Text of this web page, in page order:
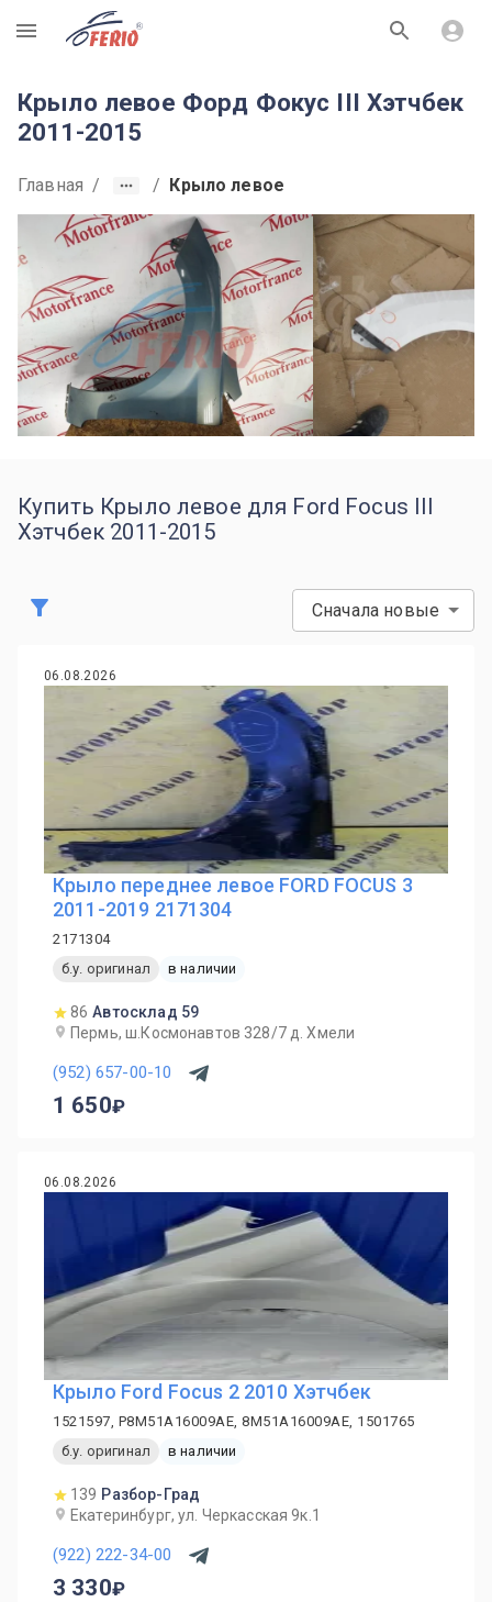
R
Крыло левое Форд Фокус III Хэтчбек
2011-2015
Главная / / Крыло левое
Купить Крыло левое для Ford Focus III
Хэтчбек 2011-2015
Сначала новые
06.08.2026
Крыло переднее левое FORD FOCUS 3
2011-2019 2171304
2171304
б.у. оригинал
в наличии
86 Автосклад 59
Пермь, ш.Космонавтов 328/7 д. Хмели
(952) 657-00-10
1 650
06.08.2026
Крыло Ford Focus 2 2010 Хэтчбек
1521597, P8M51A16009AE, 8M51A16009AE, 1501765
б.у. оригинал
в наличии
139 Разбор-Град
Екатеринбург, ул. Черкасская 9к.1
(922) 222-34-00
3 330